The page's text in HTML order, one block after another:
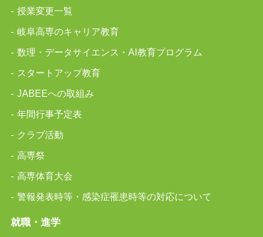
授業変更一覧
岐阜高専のキャリア教育
数理・データサイエンス・AI教育プログラム
スタートアップ教育
JABEEへの取組み
年間行事予定表
クラブ活動
高専祭
高専体育大会
警報発表時等・感染症罹患時等の対応について
就職・進学